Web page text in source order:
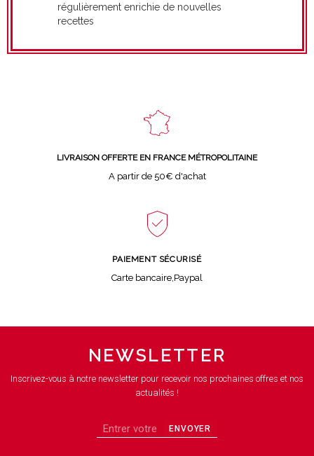
régulièrement enrichie de nouvelles
recettes
LIVRAISON OFFERTE EN FRANCE MÉTROPOLITAINE
A partir de 50€ d'achat
PAIEMENT SÉCURISÉ
Carte bancaire,Paypal
NEWSLETTER
Inscrivez-vous à notre newsletter pour recevoir nos prochaines offres et nos
actualités !
ENVOYER